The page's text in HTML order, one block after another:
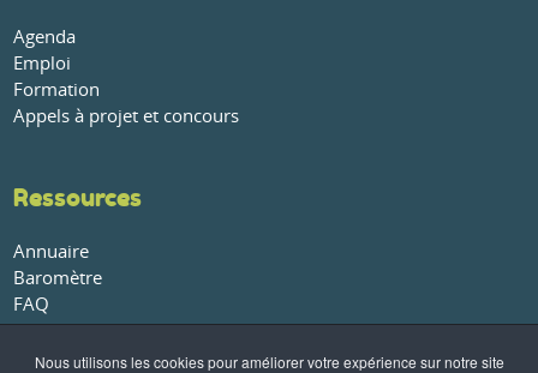
Agenda
Emploi
Formation
Appels à projet et concours
Ressources
Annuaire
Baromètre
FAQ
Glossaire
Publications et rapports
Nous utilisons les cookies pour améliorer votre expérience sur notre site